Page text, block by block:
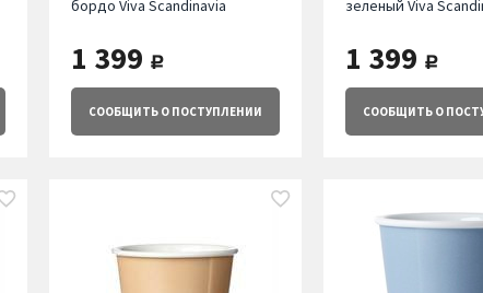
бордо Viva Scandinavia
1 399 руб.
СООБЩИТЬО ПОСТУПЛЕНИИ
зеленый Viva
1 399 руб.
СООБЩИТЬО